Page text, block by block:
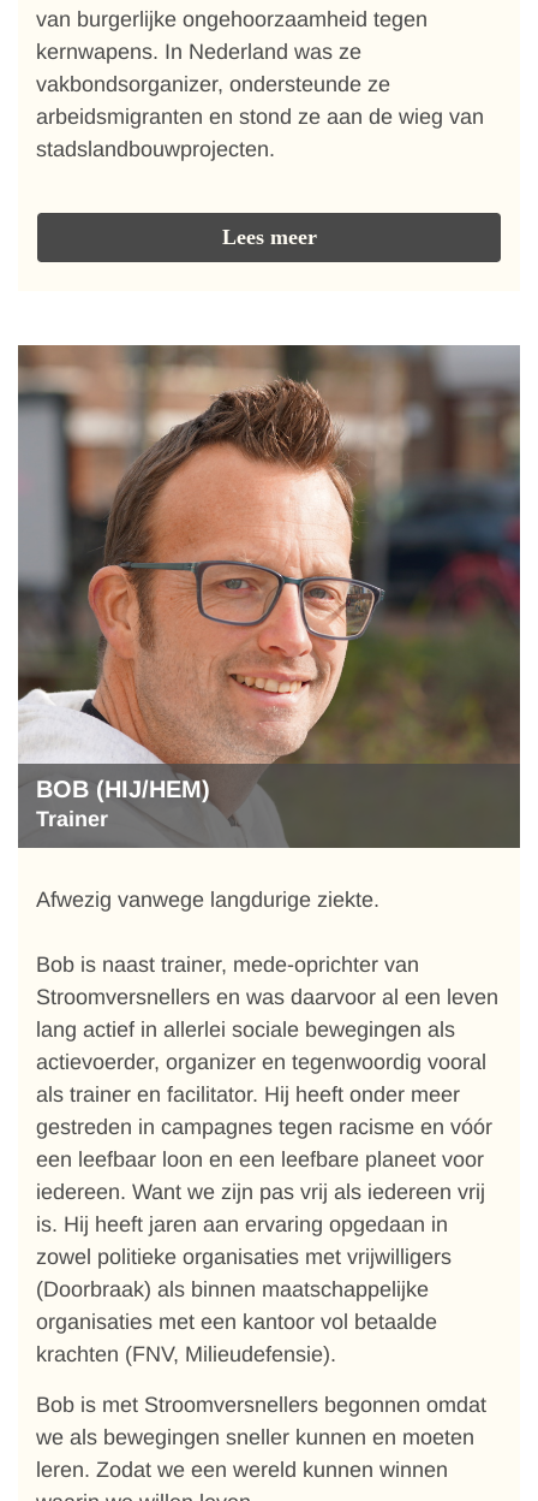
van burgerlijke ongehoorzaamheid tegen
kernwapens. In Nederland was ze
vakbondsorganizer, ondersteunde ze
arbeidsmigranten en stond ze aan de wieg van
stadslandbouwprojecten.
Lees meer
BOB (HIJ/HEM)
Trainer
Afwezig vanwege langdurige ziekte.
Bob is naast trainer, mede-oprichter van
Stroomversnellers en was daarvoor al een leven
lang actief in allerlei sociale bewegingen als
actievoerder, organizer en tegenwoordig vooral
als trainer en facilitator. Hij heeft onder meer
gestreden in campagnes tegen racisme en vóór
een leefbaar loon en een leefbare planeet voor
iedereen. Want we zijn pas vrij als iedereen vrij
is. Hij heeft jaren aan ervaring opgedaan in
zowel politieke organisaties met vrijwilligers
(Doorbraak) als binnen maatschappelijke
organisaties met een kantoor vol betaalde
krachten (FNV, Milieudefensie).
Bob is met Stroomversnellers begonnen omdat
we als bewegingen sneller kunnen en moeten
leren. Zodat we een wereld kunnen winnen